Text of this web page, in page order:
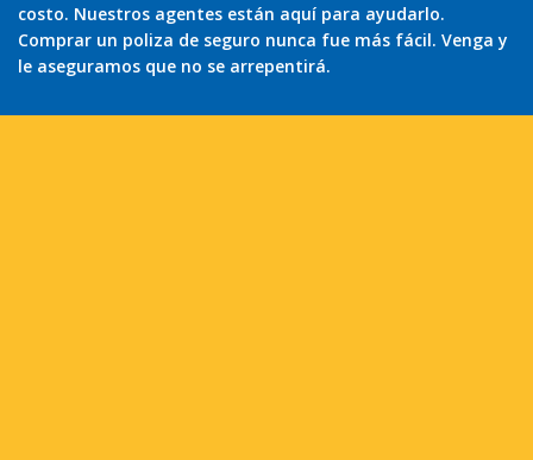
costo. Nuestros agentes están aquí para ayudarlo.
Comprar un poliza de seguro nunca fue más fácil. Venga y
le aseguramos que no se arrepentirá.